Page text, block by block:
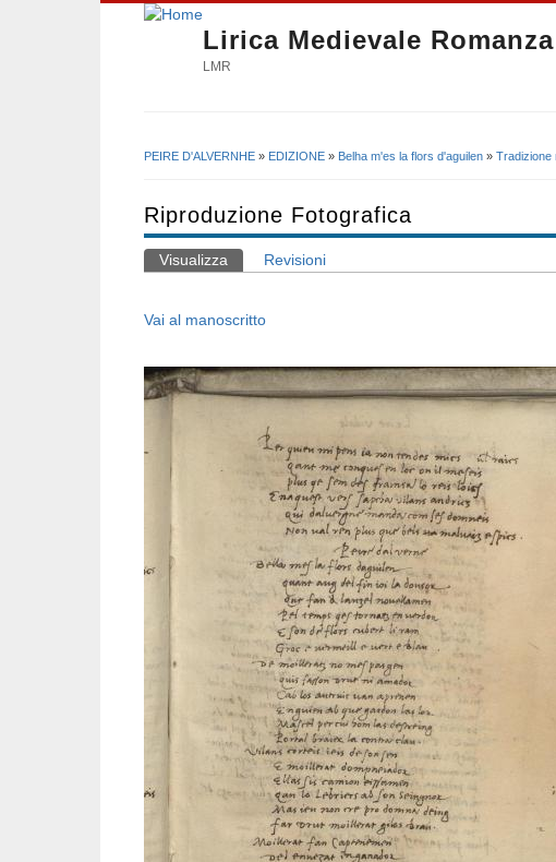
Lirica Medievale Romanza
LMR
PEIRE D'ALVERNHE » EDIZIONE » Belha m'es la flors d'aguilen » Tradizione
Riproduzione Fotografica
Schede primarie
Visualizza (scheda attiva)
Revisioni
Vai al manoscritto